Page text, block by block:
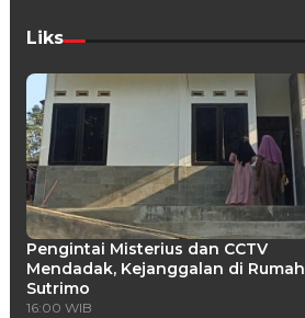
Liks
Pengintai Misterius dan CCTV
Mendadak, Kejanggalan di Rumah
Sutrimo
16:00 WIB